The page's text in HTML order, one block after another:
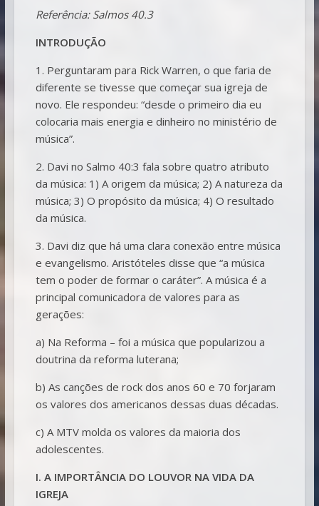
Referência: Salmos 40.3
INTRODUÇÃO
1. Perguntaram para Rick Warren, o que faria de
diferente se tivesse que começar sua igreja de
novo. Ele respondeu: “desde o primeiro dia eu
colocaria mais energia e dinheiro no ministério de
música”.
2. Davi no Salmo 40:3 fala sobre quatro atributo
da música: 1) A origem da música; 2) A natureza da
música; 3) O propósito da música; 4) O resultado
da música.
3. Davi diz que há uma clara conexão entre música
e evangelismo. Aristóteles disse que “a música
tem o poder de formar o caráter”. A música é a
principal comunicadora de valores para as
gerações:
a) Na Reforma – foi a música que popularizou a
doutrina da reforma luterana;
b) As canções de rock dos anos 60 e 70 forjaram
os valores dos americanos dessas duas décadas.
c) A MTV molda os valores da maioria dos
adolescentes.
I. A IMPORTÂNCIA DO LOUVOR NA VIDA DA
IGREJA